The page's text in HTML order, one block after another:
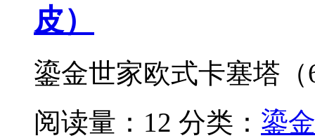
皮）
鎏金世家欧式卡塞塔
阅读量：12 分类： 鎏